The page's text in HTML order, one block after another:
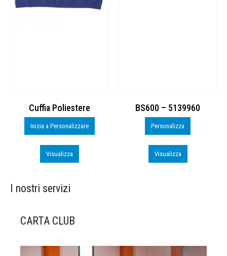
Cuffia Poliestere
Inizia a Personalizzare
Visualizza
BS600 – 5139960
Personalizza
Visualizza
I nostri servizi
CARTA CLUB